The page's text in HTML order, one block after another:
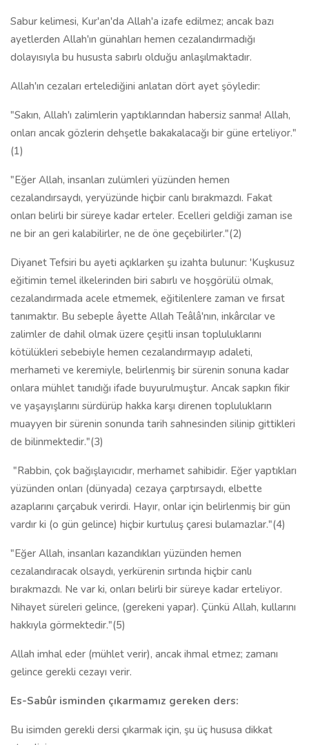
Sabur kelimesi, Kur'an'da Allah'a izafe edilmez; ancak bazı
ayetlerden Allah'ın günahları hemen cezalandırmadığı
dolayısıyla bu hususta sabırlı olduğu anlaşılmaktadır.
Allah'ın cezaları ertelediğini anlatan dört ayet şöyledir:
"Sakın, Allah'ı zalimlerin yaptıklarından habersiz sanma! Allah,
onları ancak gözlerin dehşetle bakakalacağı bir güne erteliyor."
(1)
"Eğer Allah, insanları zulümleri yüzünden hemen
cezalandırsaydı, yeryüzünde hiçbir canlı bırakmazdı. Fakat
onları belirli bir süreye kadar erteler. Ecelleri geldiği zaman ise
ne bir an geri kalabilirler, ne de öne geçebilirler."(2)
Diyanet Tefsiri bu ayeti açıklarken şu izahta bulunur: 'Kuşkusuz
eğitimin temel ilkelerinden biri sabırlı ve hoşgörülü olmak,
cezalandırmada acele etmemek, eğitilenlere zaman ve fırsat
tanımaktır. Bu sebeple âyette Allah Teâlâ'nın, inkârcılar ve
zalimler de dahil olmak üzere çeşitli insan topluluklarını
kötülükleri sebebiyle hemen cezalandırmayıp adaleti,
merhameti ve keremiyle, belirlenmiş bir sürenin sonuna kadar
onlara mühlet tanıdığı ifade buyurulmuştur. Ancak sapkın fikir
ve yaşayışlarını sürdürüp hakka karşı direnen toplulukların
muayyen bir sürenin sonunda tarih sahnesinden silinip gittikleri
de bilinmektedir."(3)
"Rabbin, çok bağışlayıcıdır, merhamet sahibidir. Eğer yaptıkları
yüzünden onları (dünyada) cezaya çarptırsaydı, elbette
azaplarını çarçabuk verirdi. Hayır, onlar için belirlenmiş bir gün
vardır ki (o gün gelince) hiçbir kurtuluş çaresi bulamazlar."(4)
"Eğer Allah, insanları kazandıkları yüzünden hemen
cezalandıracak olsaydı, yerkürenin sırtında hiçbir canlı
bırakmazdı. Ne var ki, onları belirli bir süreye kadar erteliyor.
Nihayet süreleri gelince, (gerekeni yapar). Çünkü Allah, kullarını
hakkıyla görmektedir."(5)
Allah imhal eder (mühlet verir), ancak ihmal etmez; zamanı
gelince gerekli cezayı verir.
Es-Sabûr isminden çıkarmamız gereken ders:
Bu isimden gerekli dersi çıkarmak için, şu üç hususa dikkat